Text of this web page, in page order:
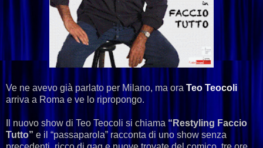
Ve ne avevo già parlato per Milano, ma ora Teo Teocoli
arriva a Roma e ve lo ripropongo.
Il nuovo show di Teo Teocoli si chiama “Restyling Faccio
Tutto” e il “passaparola” racconta di uno show senza